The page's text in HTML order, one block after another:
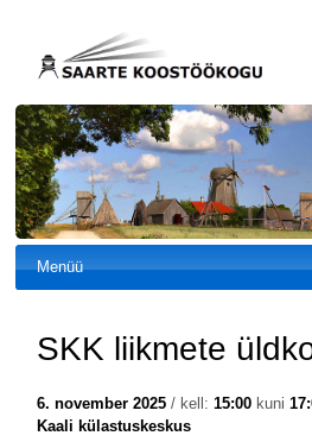
Menüü
SKK liikmete
6. november 2025/ kell: 15:00kuni
Kaali külastuskeskus